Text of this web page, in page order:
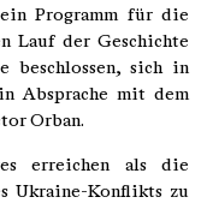
Programm für die
Lauf der Geschichte
beschlossen, sich in
Absprache mit dem
Orban.
erreichen als die
Ukraine-Konflikts zu